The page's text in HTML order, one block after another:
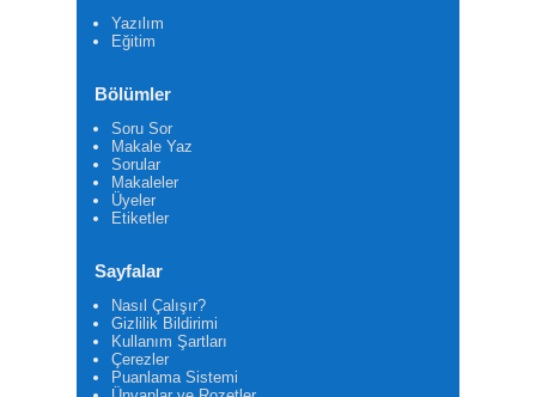
Yazılım
Eğitim
Bölümler
Soru Sor
Makale Yaz
Sorular
Makaleler
Üyeler
Etiketler
Sayfalar
Nasıl Çalışır?
Gizlilik Bildirimi
Kullanım Şartları
Çerezler
Puanlama Sistemi